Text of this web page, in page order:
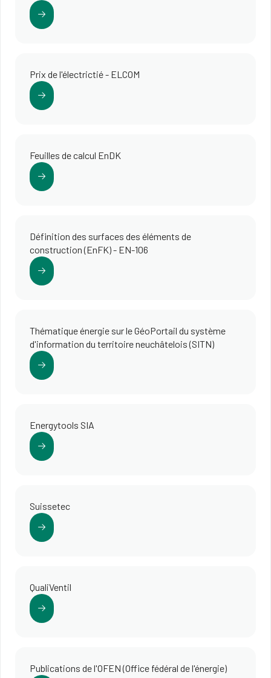
Prix de l'électrictié - ELCOM
Feuilles de calcul EnDK
Définition des surfaces des éléments de
construction (EnFK) - EN-106
Thématique énergie sur le GéoPortail du système
d'information du territoire neuchâtelois (SITN)
Energytools SIA
Suissetec
QualiVentil
Publications de l'OFEN (Office fédéral de l'énergie)